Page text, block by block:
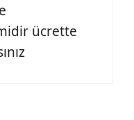
ücrette